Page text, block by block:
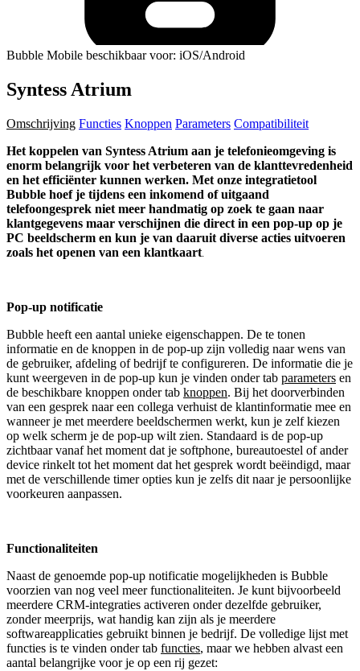
Bubble Mobile beschikbaar voor: iOS/Android
Syntess Atrium
Omschrijving Functies Knoppen Parameters Compatibiliteit
Het koppelen van Syntess Atrium aan je telefonieomgeving is
enorm belangrijk voor het verbeteren van de klanttevredenheid
en het efficiënter kunnen werken. Met onze integratietool
Bubble hoef je tijdens een inkomend of uitgaand
telefoongesprek niet meer handmatig op zoek te gaan naar
klantgegevens maar verschijnen die direct in een pop-up op je
PC beeldscherm en kun je van daaruit diverse acties uitvoeren
zoals het openen van een klantkaart.
Pop-up notificatie
Bubble heeft een aantal unieke eigenschappen. De te tonen
informatie en de knoppen in de pop-up zijn volledig naar wens van
de gebruiker, afdeling of bedrijf te configureren. De informatie die je
kunt weergeven in de pop-up kun je vinden onder tab parameters en
de beschikbare knoppen onder tab knoppen. Bij het doorverbinden
van een gesprek naar een collega verhuist de klantinformatie mee en
wanneer je met meerdere beeldschermen werkt, kun je zelf kiezen
op welk scherm je de pop-up wilt zien. Standaard is de pop-up
zichtbaar vanaf het moment dat je softphone, bureautoestel of ander
device rinkelt tot het moment dat het gesprek wordt beëindigd, maar
met de verschillende timer opties kun je zelfs dit naar je persoonlijke
voorkeuren aanpassen.
Functionaliteiten
Naast de genoemde pop-up notificatie mogelijkheden is Bubble
voorzien van nog veel meer functionaliteiten. Je kunt bijvoorbeeld
meerdere CRM-integraties activeren onder dezelfde gebruiker,
zonder meerprijs, wat handig kan zijn als je meerdere
softwareapplicaties gebruikt binnen je bedrijf. De volledige lijst met
functies is te vinden onder tab functies, maar we hebben alvast een
aantal belangrijke voor je op een rij gezet: